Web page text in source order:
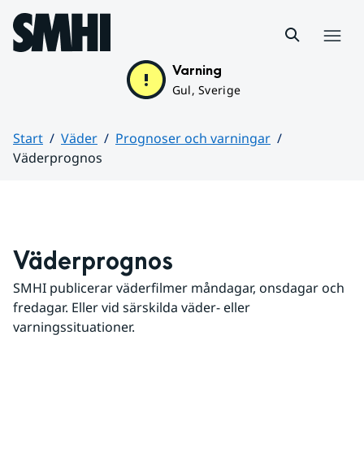
Hoppa till sidans innehåll
Varning
Gul, Sverige
Start Väder
Prognoser och varningar
Väderprognos
Väderprognos
SMHI publicerar väderfilmer måndagar, onsdagar och
fredagar. Eller vid särskilda väder- eller
varningssituationer.